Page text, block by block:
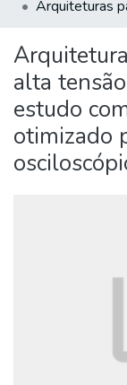
All of DSpace
Statistics
alta
estudo
otimizado